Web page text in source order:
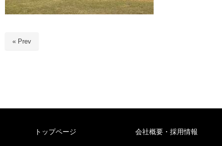
« Prev
トップページ 会社概要・採用情報